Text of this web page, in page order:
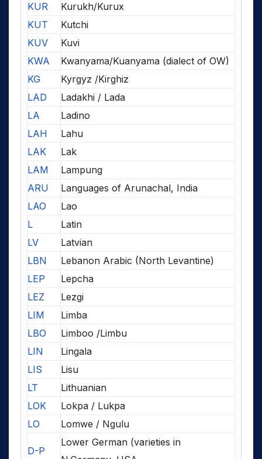
KUR
Kurukh/Kurux
KUT
Kutchi
KUV
Kuvi
KWA
Kwanyama/Kuanyama (dialect of OW)
KG
Kyrgyz /Kirghiz
LAD
Ladakhi / Lada
LA
Ladino
LAH
Lahu
LAK
Lak
LAM
Lampung
ARU
Languages of Arunachal, India
LAO
Lao
L
Latin
LV
Latvian
LBN
Lebanon Arabic (North Levantine)
LEP
Lepcha
LEZ
Lezgi
LIM
Limba
LBO
Limboo /Limbu
LIN
Lingala
LIS
Lisu
LT
Lithuanian
LOK
Lokpa / Lukpa
LO
Lomwe / Ngulu
D-P
Lower German (varieties in